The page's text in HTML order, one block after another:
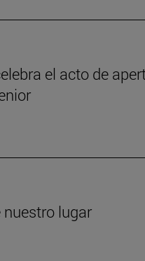
el acto de
lugar